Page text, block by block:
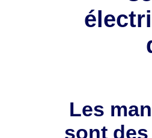
Les
sont